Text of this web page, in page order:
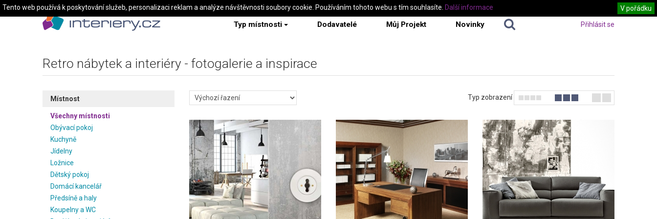
Typ místnosti Dodavatelé Můj Projekt Novinky Přihlásit se
Retro nábytek a interiéry - fotogalerie a inspirace
Místnost
Všechny místnosti
Obývací pokoj
Kuchyně
Jídelny
Ložnice
Dětský pokoj
Domácí kancelář
Předsíně a haly
Koupelny a WC
Typ zobrazení
Tento web používá k poskytování služeb, personalizaci reklam a analýze návštěvnosti soubory cookie. Používáním tohoto webu s tím souhlasíte. V pořádku
Další informace